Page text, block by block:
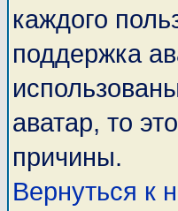
каждого
поддержка
аватар, то
причины.
Вернуться к